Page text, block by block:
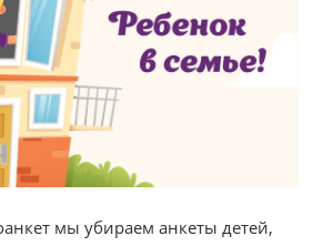
мы убираем анкеты детей,